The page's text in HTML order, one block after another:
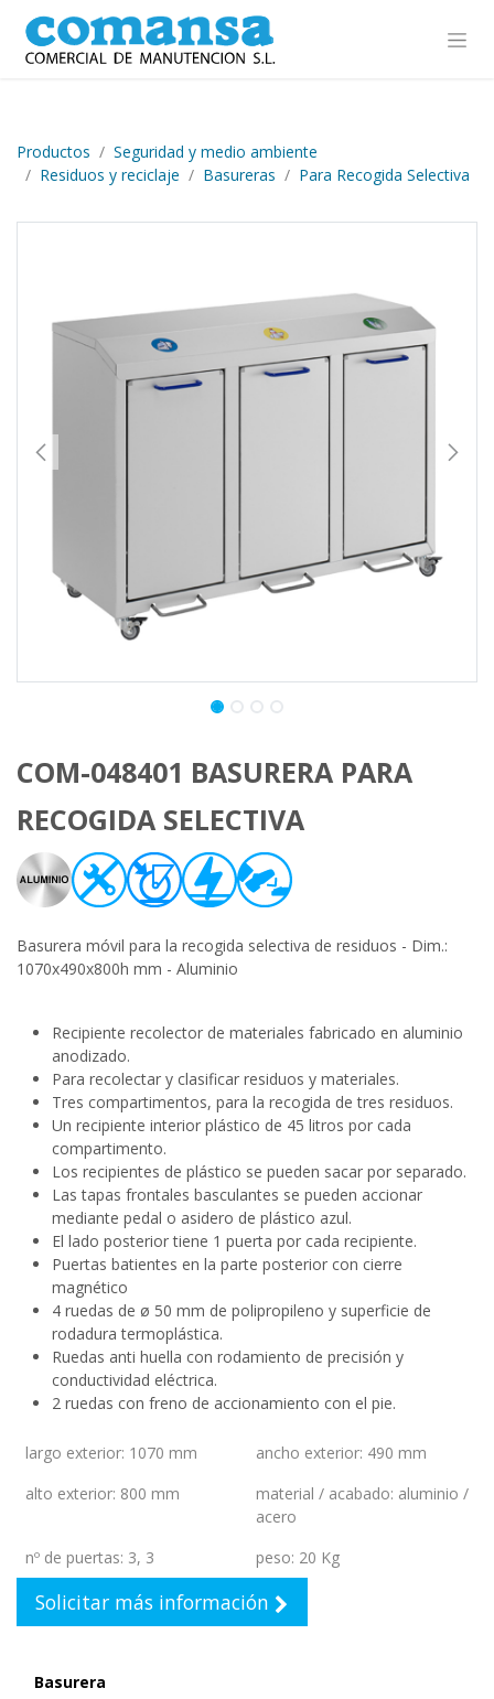
Ir al contenido
Productos
Seguridad y medio ambiente
Residuos y reciclaje
Basureras Para Recogida Selectiva
COM-048401 BASURERA PARA
RECOGIDA SELECTIVA
Basurera móvil para la recogida selectiva de residuos - Dim.:
1070x490x800h mm - Aluminio
Recipiente recolector de materiales fabricado en aluminio
anodizado.
Para recolectar y clasificar residuos y materiales.
Tres compartimentos, para la recogida de tres residuos.
Un recipiente interior plástico de 45 litros por cada
compartimento.
Los recipientes de plástico se pueden sacar por separado.
Las tapas frontales basculantes se pueden accionar
mediante pedal o asidero de plástico azul.
El lado posterior tiene 1 puerta por cada recipiente.
Puertas batientes en la parte posterior con cierre
magnético
4 ruedas de ø 50 mm de polipropileno y superficie de
rodadura termoplástica.
Ruedas anti huella con rodamiento de precisión y
conductividad eléctrica.
2 ruedas con freno de accionamiento con el pie.
largo exterior: 1070 mm ancho exterior: 490 mm
alto exterior: 800 mm material / acabado: aluminio /
acero
nº de puertas: 3, 3 peso: 20 Kg
Solicitar más información
Basurera